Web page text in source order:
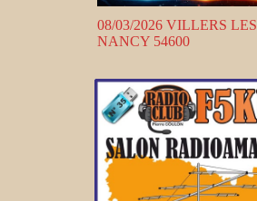
08/03/2026 VILLERS LES
NANCY 54600